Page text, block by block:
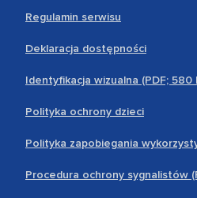
Regulamin serwisu
Deklaracja dostępności
Identyfikacja wizualna (PDF; 580
Polityka ochrony dzieci
Polityka zapobiegania
Procedura ochrony sygnalistów